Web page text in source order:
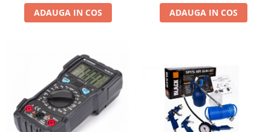
ADAUGA IN COS ADAUGA IN COS